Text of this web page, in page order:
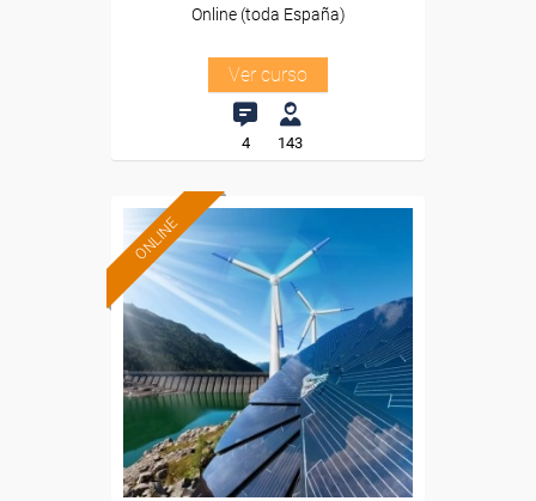
Online (toda España)
Ver curso
4 143
ONLINE
Formación 100%
subvencionada.
Para desempleados,
trabajadores y autónomos.
Sector
-Metal.